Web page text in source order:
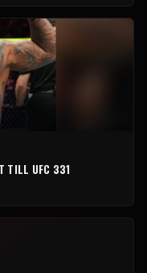
TILL UFC 331